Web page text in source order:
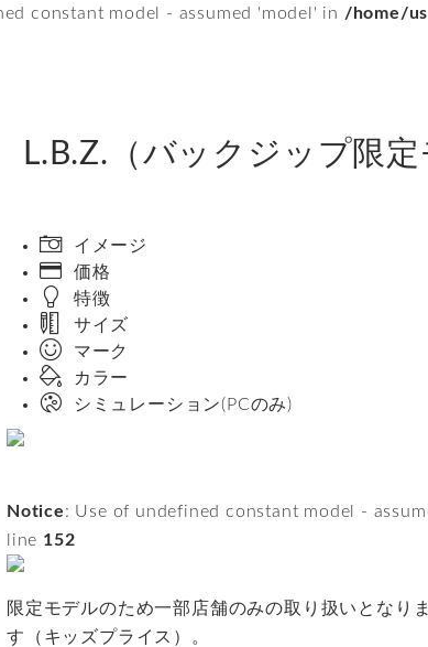
constant model - assumed 'model' in /home/
L.B.Z.（バックジップ限定
イメージ
価格
特徴
サイズ
マーク
カラー
シミュレーション(PCのみ)
Notice: Use of undefined constant model -
line 152
限定モデルのため一部店舗のみの取り扱いとなり
す（キッズプライス）。